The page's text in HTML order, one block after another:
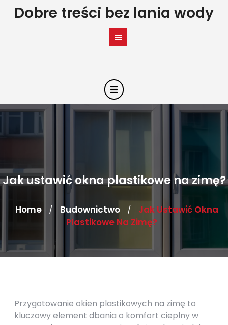
SkipDobre treści bez lania wody
Jak ustawić okna plastikowe na zimę?
Home / Budownictwo /
Jak Ustawić Okna
Plastikowe Na Zimę?
Przygotowanie okien plastikowych na zimę to
kluczowy element dbania o komfort cieplny w